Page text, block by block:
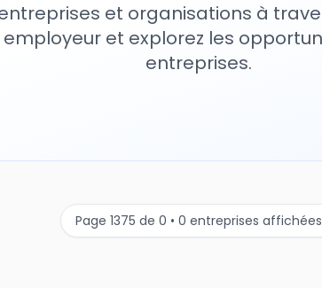
et organisations à
et explorez les
entreprises.
Page 1375 de 0 • 0 entreprises affichées